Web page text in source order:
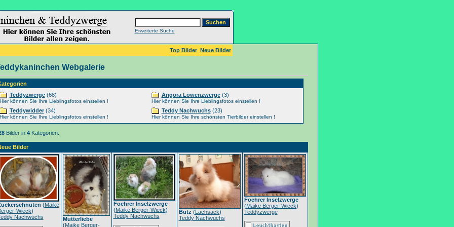
Erweiterte Suche
Top Bilder Neue Bilder
Webgalerie
Teddyzwerge(68)
können Sie Ihre Lieblingsfotos einstellen !
Teddywidder(34)
können Sie Ihre Lieblingsfotos einstellen !
Angora Löwenzwerge(3)
Hier können Sie Ihre Lieblingsfotos einstellen !
Teddy Nachwuchs(23)
Hier können Sie Ihre schönsten Tierbilder einstellen !
Bilder in 4Kategorien.
Bilder
(Maike
Wieck)
Nachwuchs
Mutterliebe
(Maike Berger-
Foehrer Inselzwerge
(Maike Berger-Wieck)
Teddy Nachwuchs
Butz (Lachsack)
Teddy Nachwuchs
Foehrer Inselzwerge
(Maike Berger-Wieck)
Teddyzwerge